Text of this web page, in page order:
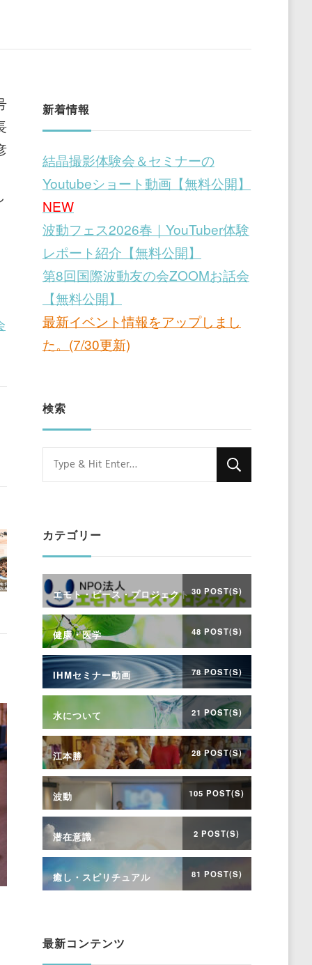
新着情報
結晶撮影体験会＆セミナーの
Youtubeショート動画【無料公開】
NEW
波動フェス2026春｜YouTuber体験
レポート紹介【無料公開】
第8回国際波動友の会ZOOMお話会
【無料公開】
最新イベント情報をアップしまし
た。(7/30更新)
検索
Looking
for
カテゴリー
エモト・ピース・プロジェクト30 POST(S)
健康・医学 48 POST(S)
IHMセミナー動画 78 POST(S)
水について 21 POST(S)
江本勝 28 POST(S)
波動 105 POST(S)
潜在意識 2 POST(S)
癒し・スピリチュアル 81 POST(S)
最新コンテンツ